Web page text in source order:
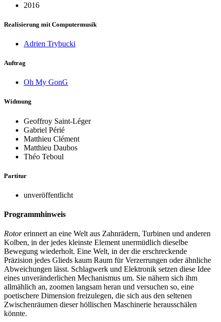
2016
Realisierung mit Computermusik
Adrien Trybucki
Auftrag
Oh My GonG
Widmung
Geoffroy Saint-Léger
Gabriel Périé
Matthieu Clément
Matthieu Daubos
Théo Teboul
Partitur
unveröffentlicht
Programmhinweis
Rotorerinnert an eine Welt aus Zahnrädern, Turbinen und anderen
Kolben, in der jedes kleinste Element unermüdlich dieselbe
Bewegung wiederholt. Eine Welt, in der die erschreckende
Präzision jedes Glieds kaum Raum für Verzerrungen oder ähnliche
Abweichungen lässt. Schlagwerk und Elektronik setzen diese Idee
eines unveränderlichen Mechanismus um. Sie nähern sich ihm
allmählich an, zoomen langsam heran und versuchen so, eine
poetischere Dimension freizulegen, die sich aus den seltenen
Zwischenräumen dieser höllischen Maschinerie herausschälen
könnte.